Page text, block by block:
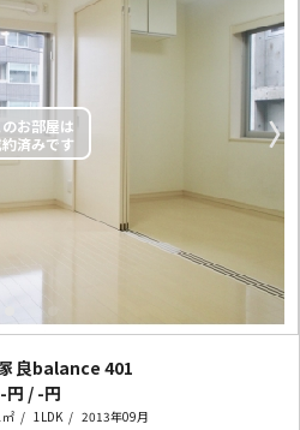
〉
良balance 401
-円 / -円
1LDK 2013年09月